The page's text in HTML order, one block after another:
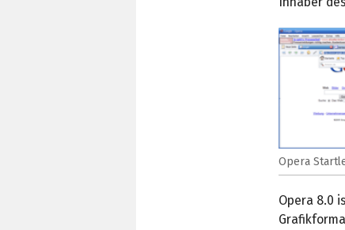
Opera
Opera 8.0